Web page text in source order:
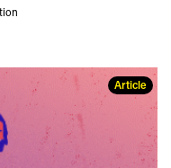
Article